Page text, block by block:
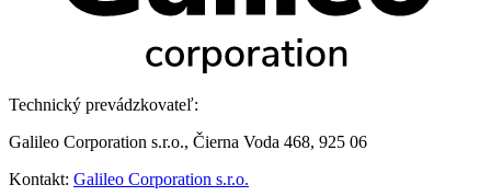
Technický prevádzkovateľ:
Galileo Corporation s.r.o., Čierna Voda 468, 925 06
Kontakt: Galileo Corporation s.r.o.